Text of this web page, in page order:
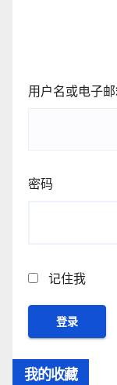
用户名或电子
密码
记住我
我的收藏